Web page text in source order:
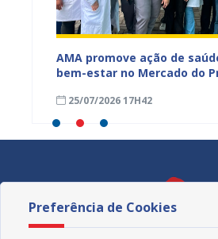
AMA promove ação de
bem-estar no Mercado do
25/07/2026 17H42
Preferência de Cookies